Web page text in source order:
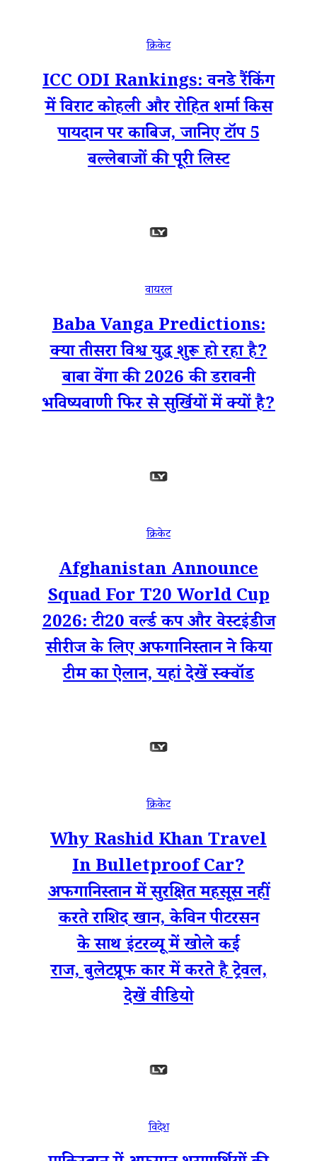
क्रिकेट
ICC ODI Rankings: वनडे रैंकिंग
में विराट कोहली और रोहित शर्मा किस
पायदान पर काबिज, जानिए टॉप 5
बल्लेबाजों की पूरी लिस्ट
वायरल
Baba Vanga Predictions:
क्या तीसरा विश्व युद्ध शुरू हो रहा है?
बाबा वेंगा की 2026 की डरावनी
भविष्यवाणी फिर से सुर्खियों में क्यों है?
क्रिकेट
Afghanistan Announce
Squad For T20 World Cup
2026: टी20 वर्ल्ड कप और वेस्टइंडीज
सीरीज के लिए अफगानिस्तान ने किया
टीम का ऐलान, यहां देखें स्क्वॉड
क्रिकेट
Why Rashid Khan Travel
In Bulletproof Car?
अफगानिस्तान में सुरक्षित महसूस नहीं
करते राशिद खान, केविन पीटरसन
के साथ इंटरव्यू में खोले कई
राज, बुलेटप्रूफ कार में करते है ट्रेवल,
देखें वीडियो
विदेश